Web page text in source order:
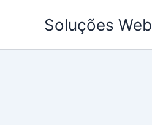
Soluções Web